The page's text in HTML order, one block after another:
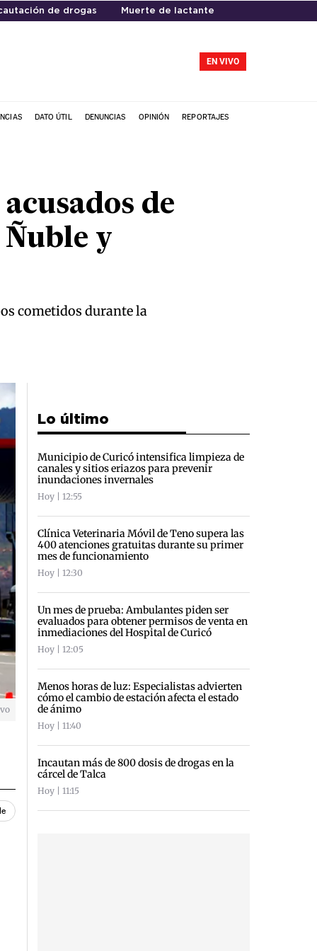
de drogas Muerte de lactante
EN VIVO
DATO ÚTIL DENUNCIAS OPINIÓN REPORTAJES
de
y
cometidos durante la
Lo último
Municipio de Curicó intensifica limpieza de
canales y sitios eriazos para prevenir
inundaciones invernales
Hoy | 12:55
Clínica Veterinaria Móvil de Teno supera las
400 atenciones gratuitas durante su primer
mes de funcionamiento
Hoy | 12:30
Un mes de prueba: Ambulantes piden ser
evaluados para obtener permisos de venta en
inmediaciones del Hospital de Curicó
Hoy | 12:05
Menos horas de luz: Especialistas advierten
cómo el cambio de estación afecta el estado
de ánimo
Hoy | 11:40
Incautan más de 800 dosis de drogas en la
cárcel de Talca
Hoy | 11:15